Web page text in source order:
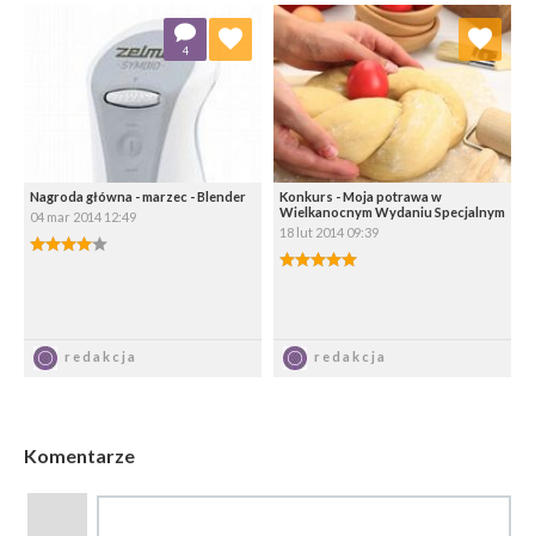
Nagroda główna - marzec - Blender
04 mar 2014 12:49
4.00/5
redakcja
4
Dodaj do ulubionych
Wybierz listę:
Konkurs - Moja potrawa w
Wielkanocnym Wydaniu Specjalnym
18 lut 2014 09:39
5.00/5
redakcja
Dodaj do ulubionych
Wybierz listę:
Komentarze